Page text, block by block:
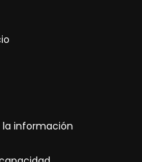
información